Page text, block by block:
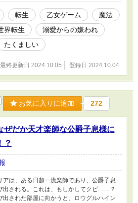
の、ラウルはおろか、攻略対象、使用人、
嫌われておりー！？ ※小説家になろう
す
転生 乙女ゲーム
魔法
界転生
溺愛からの嫌われ
たくましい
最終更新日 2024.10.05 登録日 2024.10.04
お気に入りに追加 272
ぜだか天才楽師な公爵子息様に
？
アは、ある日超一流楽師であり、公爵子息
出される。これは、もしかしてクビ……？
出された部屋に向かうと、ロウグルハイン